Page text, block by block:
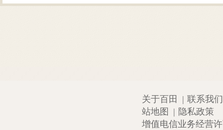
关于百田 | 联系我们
站地图
| 隐私政策
增值电信业务经营